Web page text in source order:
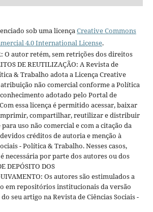
sob uma licençaCreative Commons
4.0 International License.
O autor retém, sem retrições dos direitos
DE REUTILIZAÇÃO: A Revista de
& Trabalho adota a Licença Creative
atribuição não comercial conforme a Política
adotado pelo Portal de
essa licença é permitido acessar, baixar
compartilhar, reutilizar e distribuir
uso não comercial e com a citação da
créditos de autoria e menção à
- Política & Trabalho. Nesses casos,
necessária por parte dos autores ou dos
DEPÓSITO DOS
Os autores são estimulados a
em repositórios institucionais da versão
seu artigo na Revista de Ciências Sociais -